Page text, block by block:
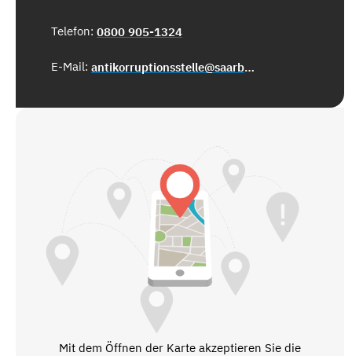
Telefon: 0800 905-1324
E-Mail: antikorruptionsstelle@saarbruecken.de
Mit dem Öffnen der Karte akzeptieren Sie die